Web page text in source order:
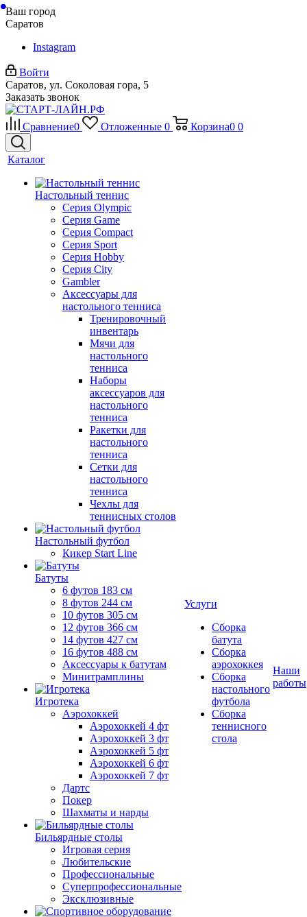
Ваш город
Саратов
Instagram
Войти
Саратов, ул. Соколовая гора, 5
Заказать звонок
Сравнение0 Отложенные 0 Корзина0 0
Каталог
Настольный теннис
Серия Olympic
Серия Game
Серия Compact
Серия Sport
Серия Hobby
Серия City
Gambler
Аксессуары для
настольного тенниса
Тренировочный
инвентарь
Мячи для
настольного
тенниса
Наборы
аксессуаров для
настольного
тенниса
Ракетки для
настольного
тенниса
Сетки для
настольного
тенниса
Чехлы для
теннисных столов
Настольный футбол
Кикер Start Line
Батуты
6 футов 183 см
8 футов 244 см
10 футов 305 см
12 футов 366 см
14 футов 427 см
16 футов 488 см
Аксессуары к батутам
Минитрамплины
Игротека
Аэрохоккей
Аэрохоккей 4 фт
Аэрохоккей 3 фт
Аэрохоккей 5 фт
Аэрохоккей 6 фт
Аэрохоккей 7 фт
Дартс
Покер
Шахматы и нарды
Бильярдные столы
Игровая серия
Любительские
Профессиональные
Суперпрофессиональные
Эксклюзивные
Услуги
Сборка
батута
Сборка
аэрохоккея
Сборка
настольного
футбола
Сборка
теннисного
стола
Наши
работы